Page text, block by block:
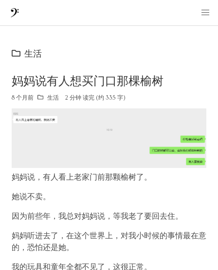
生活
妈妈说有人想买门口那棵榆树
8 个月前 生活 2 分钟 读完 (约 335 字)
妈妈说，有人看上老家门前那颗榆树了。
她说不卖。
因为前些年，我总对妈妈说，等我老了要回去住。
妈妈听进去了，在这个世界上，对我小时候的事情最在意
的，恐怕还是她。
我的玩具和童年全都不见了，这很正常。